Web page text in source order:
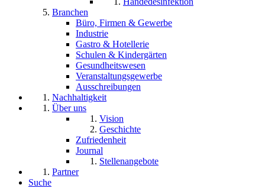
Branchen
Büro, Firmen & Gewerbe
Industrie
Gastro & Hotellerie
Schulen & Kindergärten
Gesundheitswesen
Veranstaltungsgewerbe
Ausschreibungen
Nachhaltigkeit
Über uns
Vision
Geschichte
Zufriedenheit
Journal
Stellenangebote
Partner
Suche